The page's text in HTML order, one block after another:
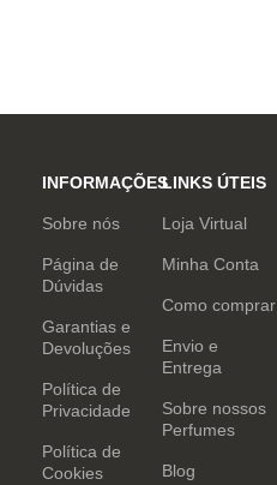
INFORMAÇÕES
Sobre nós
Página de
Dúvidas
Garantias e
Devoluções
Política de
Privacidade
Política de
Cookies
LINKS ÚTEIS
Loja Virtual
Minha Conta
Como comprar
Envio e
Entrega
Sobre nossos
Perfumes
Blog